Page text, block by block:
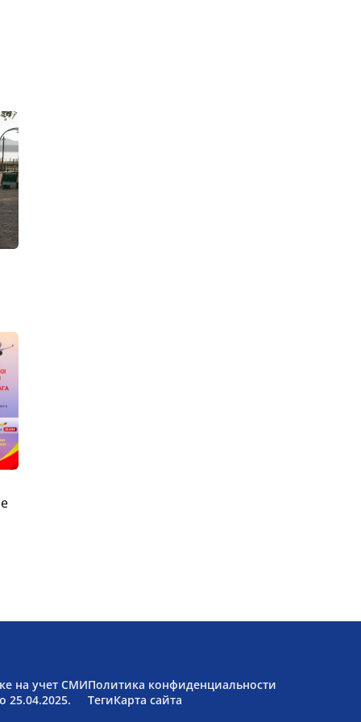
на учет СМИ
25.04.2025.
Политика конфиденциальности
ТегиКарта сайта